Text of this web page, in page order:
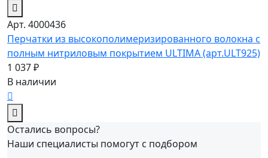
Арт. 4000436
Перчатки из высокополимеризированного волокна c
полным нитриловым покрытием ULTIMA (арт.ULT925)
1 037 ₽
В наличии
Остались вопросы?
Наши специалисты помогут с подбором